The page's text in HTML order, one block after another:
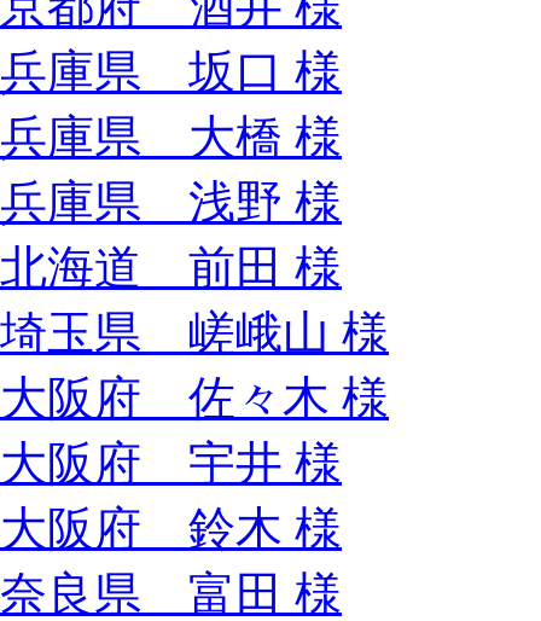
兵庫県 坂口 様
兵庫県 大橋 様
兵庫県 浅野 様
北海道 前田 様
埼玉県 嵯峨山 様
大阪府 佐々木 様
大阪府 宇井 様
大阪府 鈴木 様
奈良県 富田 様